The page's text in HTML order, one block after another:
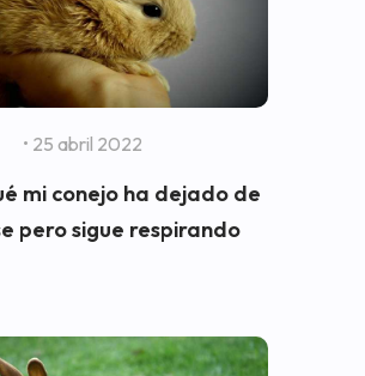
• 25 abril 2022
mi conejo ha dejado de
pero sigue respirando